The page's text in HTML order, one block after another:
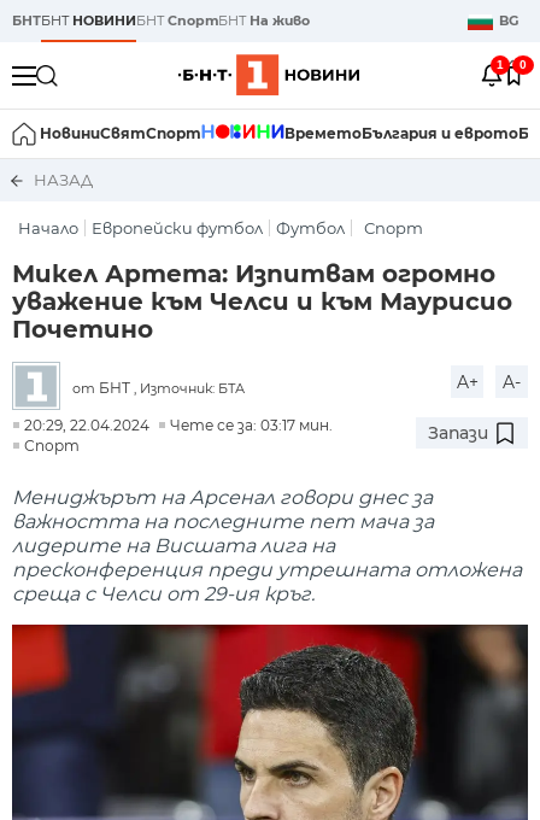
БНТБНТ НОВИНИБНТСпортБНТ На живо BG
1 0
НовиниСвятСпорт ВреметоБългария и еврото
НАЗАД
Начало Европейски футбол Футбол Спорт
Микел Артета: Изпитвам огромно
уважение към Челси и към Маурисио
Почетино
от БНТ , Източник: БТА A+ A-
20:29, 22.04.2024
Чете се за: 03:17 мин.
Спорт
Запази
Мениджърът на Арсенал говори днес за
важността на последните пет мача за
лидерите на Висшата лига на
пресконференция преди утрешната отложена
среща с Челси от 29-ия кръг.